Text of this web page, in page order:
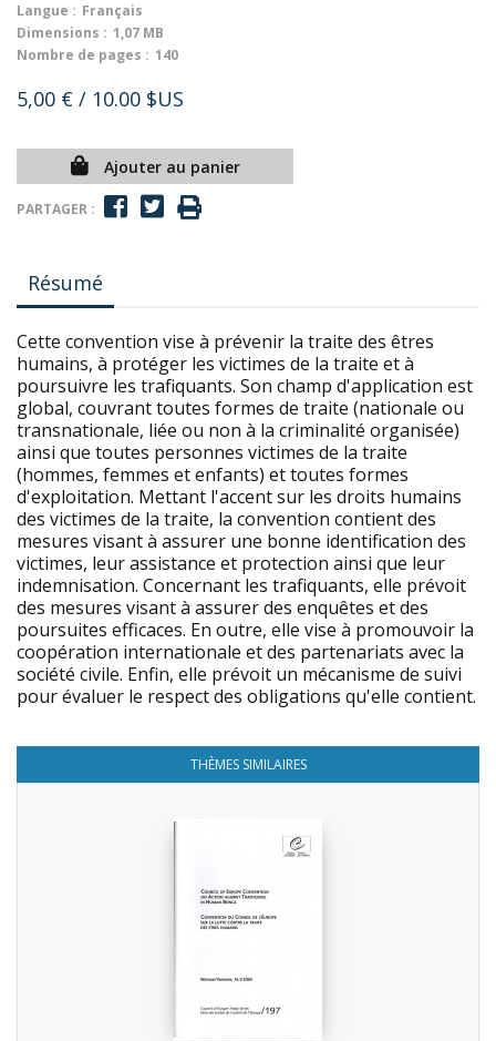
Langue : Français
Dimensions : 1,07 MB
Nombre de pages : 140
5,00 € / 10.00 $US
Ajouter au panier
PARTAGER :
Résumé
Cette convention vise à prévenir la traite des êtres
humains, à protéger les victimes de la traite et à
poursuivre les trafiquants. Son champ d'application est
global, couvrant toutes formes de traite (nationale ou
transnationale, liée ou non à la criminalité organisée)
ainsi que toutes personnes victimes de la traite
(hommes, femmes et enfants) et toutes formes
d'exploitation. Mettant l'accent sur les droits humains
des victimes de la traite, la convention contient des
mesures visant à assurer une bonne identification des
victimes, leur assistance et protection ainsi que leur
indemnisation. Concernant les trafiquants, elle prévoit
des mesures visant à assurer des enquêtes et des
poursuites efficaces. En outre, elle vise à promouvoir la
coopération internationale et des partenariats avec la
société civile. Enfin, elle prévoit un mécanisme de suivi
pour évaluer le respect des obligations qu'elle contient.
THÈMES SIMILAIRES